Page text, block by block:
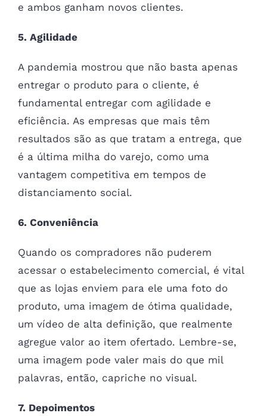
e ambos ganham novos clientes.
5. Agilidade
A pandemia mostrou que não basta apenas
entregar o produto para o cliente, é
fundamental entregar com agilidade e
eficiência. As empresas que mais têm
resultados são as que tratam a entrega, que
é a última milha do varejo, como uma
vantagem competitiva em tempos de
distanciamento social.
6. Conveniência
Quando os compradores não puderem
acessar o estabelecimento comercial, é vital
que as lojas enviem para ele uma foto do
produto, uma imagem de ótima qualidade,
um vídeo de alta definição, que realmente
agregue valor ao item ofertado. Lembre-se,
uma imagem pode valer mais do que mil
palavras, então, capriche no visual.
7. Depoimentos